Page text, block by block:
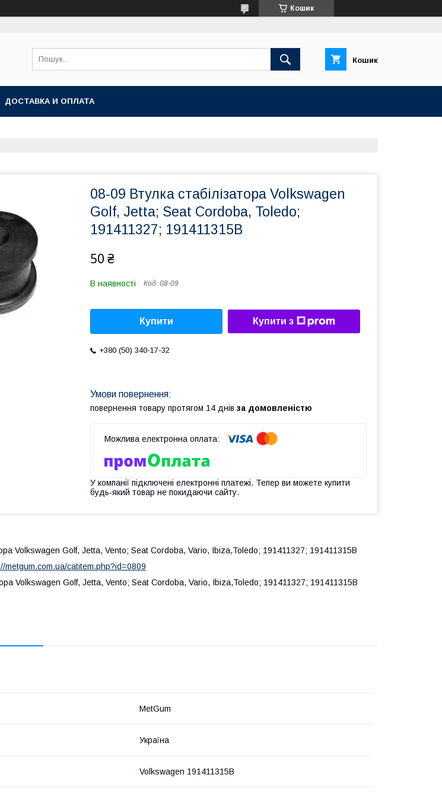
Кошик
Кошик
ДОСТАВКА И ОПЛАТА
08-09 Втулка стабілізатора Volkswagen
Golf, Jetta; Seat Cordoba, Toledo;
191411327; 191411315B
50 ₴
В наявності Код: 08-09
Купити Купити з
+380 (50) 340-17-32
повернення товару протягом 14 днів за домовленістю
У компанії підключені електронні платежі. Тепер ви можете купити
будь-який товар не покидаючи сайту.
Volkswagen Golf, Jetta, Vento; Seat Cordoba, Vario, Ibiza,Toledo; 191411327; 191411315B
metgum.com.ua/catitem.php?id=0809
Volkswagen Golf, Jetta, Vento; Seat Cordoba, Vario, Ibiza,Toledo; 191411327; 191411315B
MetGum
Україна
Volkswagen 191411315B